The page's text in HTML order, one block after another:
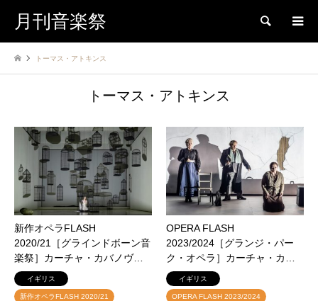
月刊音楽祭 検索
トーマス・アトキンス
トーマス・アトキンス
新作オペラFLASH
2020/21［グラインドボーン音
楽祭］カーチャ・カバノヴ…
イギリス
新作オペラFLASH 2020/21
OPERA FLASH
2023/2024［グランジ・パー
ク・オペラ］カーチャ・カ…
イギリス
OPERA FLASH 2023/2024